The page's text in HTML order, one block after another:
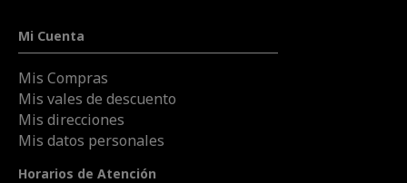
Mi Cuenta
Mis Compras
Mis vales de descuento
Mis direcciones
Mis datos personales
Horarios de Atención